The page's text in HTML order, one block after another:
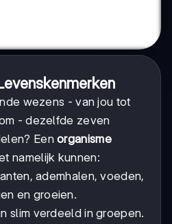
wezens - van jou tot
- dezelfde zeven
Eenorganisme
namelijk kunnen:
ademhalen, voeden,
en groeien.
slim verdeeld in groepen.